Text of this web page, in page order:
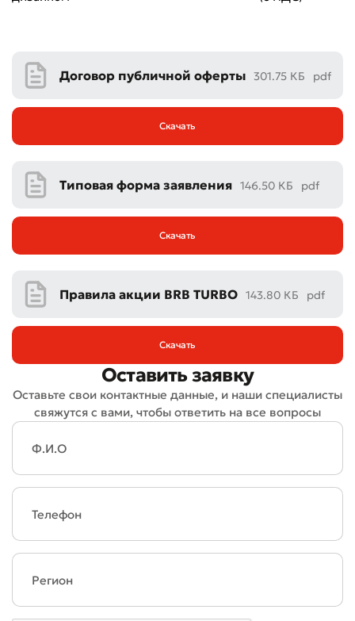
Плохо Отлично
* Все поля обязательны для заполнения
Договор публичной оферты 301.75 КБ pdf
Скачать
Типовая форма заявления 146.50 КБ pdf
Скачать
Правила акции BRB TURBO 143.80 КБ pdf
Скачать
Оставить заявку
Оставьте свои контактные данные, и наши специалисты
свяжутся с вами, чтобы ответить на все вопросы